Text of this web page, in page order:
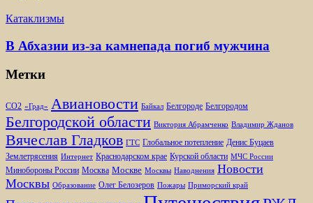
Катаклизмы
В Абхазии из-за камнепада погиб мужчина
Метки
CO2 «Град» Авиановости Байкал Белгороде Белгородом
Белгородской области Виктория Абрамченко Владимир Жданов
Вячеслав Гладков ГТС Глобальное потепление Денис Буцаев
Землетрясения Интернет Краснодарском крае Курской области МЧС России
Минобороны России Москва Москве Москвы Наводнения Новости
Москвы Образование Олег Белозеров Пожары Приморский край